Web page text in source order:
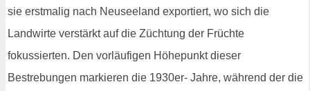
sie erstmalig nach Neuseeland exportiert, wo sich die
Landwirte verstärkt auf die Züchtung der Früchte
fokussierten. Den vorläufigen Höhepunkt dieser
Bestrebungen markieren die 1930er- Jahre, während der die